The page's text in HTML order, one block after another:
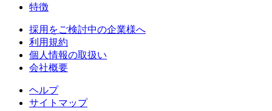
特徴
採用をご検討中の企業様へ
利用規約
個人情報の取扱い
会社概要
ヘルプ
サイトマップ